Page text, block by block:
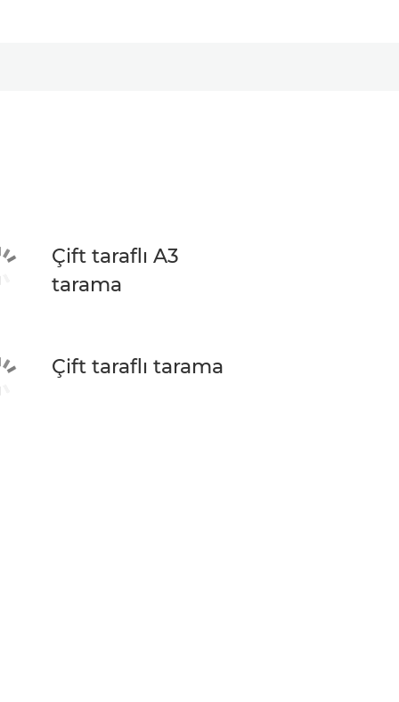
Çift taraflı A3
tarama
Çift taraflı tarama